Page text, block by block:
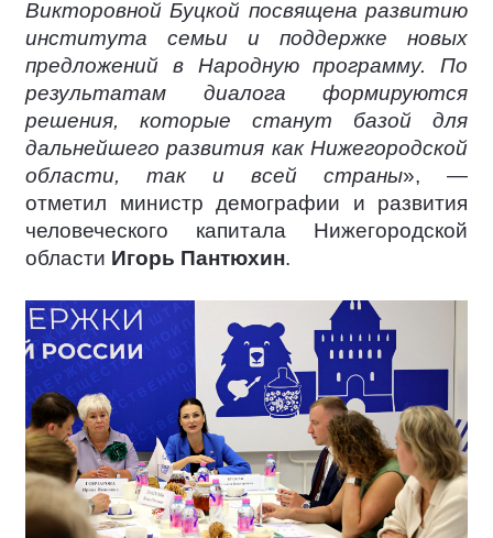
Викторовной Буцкой посвящена развитию
института семьи и поддержке новых
предложений в Народную программу. По
результатам диалога формируются
решения, которые станут базой для
дальнейшего развития как Нижегородской
области, так и всей страны», —
отметил министр демографии и развития
человеческого капитала Нижегородской
области Игорь Пантюхин.